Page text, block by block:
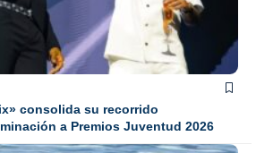
consolida su recorrido
a Premios Juventud 2026